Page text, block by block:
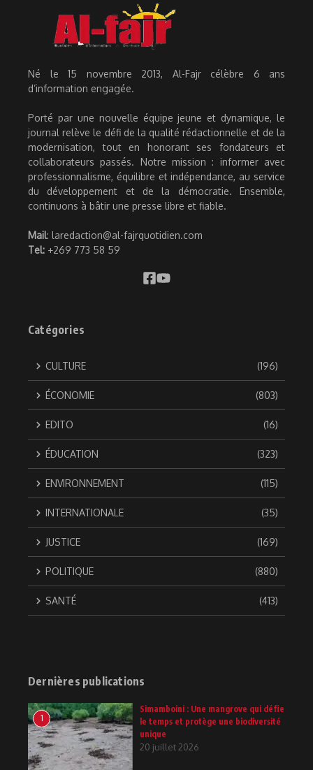
Né le 15 novembre 2013, Al-Fajr célèbre 6 ans
d’information engagée.
Porté par une nouvelle équipe jeune et dynamique, le
journal relève le défi de la qualité rédactionnelle et de la
modernisation, tout en honorant ses fondateurs et
collaborateurs passés. Notre mission : informer avec
professionnalisme, équilibre et indépendance, au service
du développement et de la démocratie. Ensemble,
continuons à bâtir une presse libre et fiable.
Mail: laredaction@al-fajrquotidien.com
Tel: +269 773 58 59
Catégories
CULTURE (196)
ÉCONOMIE (803)
EDITO (16)
ÉDUCATION (323)
ENVIRONNEMENT (115)
INTERNATIONALE (35)
JUSTICE (169)
POLITIQUE (880)
SANTÉ (413)
Dernières publications
1
Simamboini : Une mangrove qui défie
le temps et protège une biodiversité
unique
20 juillet 2026